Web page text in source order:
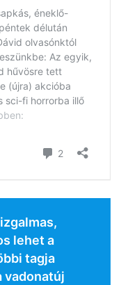
lehet a
tagja
vadonatúj